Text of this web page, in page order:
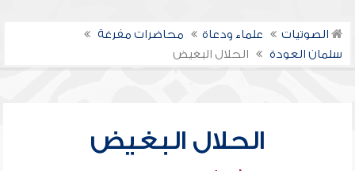
الصوتيات علماء ودعاة
محاضرات مفرغة
سلمان العودة
الحلال البغيض
الحلال البغيض